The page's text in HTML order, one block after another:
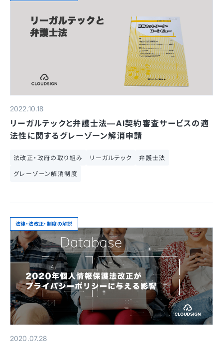
2022.10.18
リーガルテックと弁護士法—AI契約審査サービスの適
法性に関するグレーゾーン解消申請
法改正・政府の取り組み リーガルテック 弁護士法
グレーゾーン解消制度
法律・法改正・制度の解説
2020.07.28